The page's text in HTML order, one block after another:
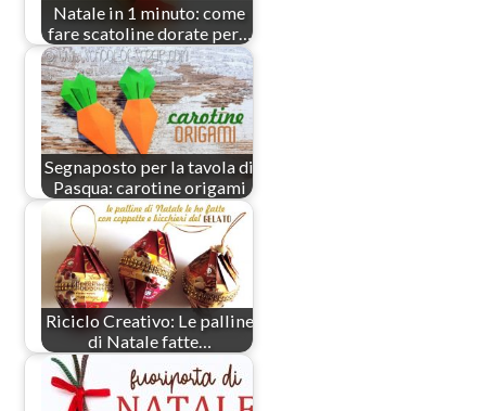
Natale in 1 minuto: come
fare scatoline dorate per…
Segnaposto per la tavola di
Pasqua: carotine origami
Riciclo Creativo: Le palline
di Natale fatte…